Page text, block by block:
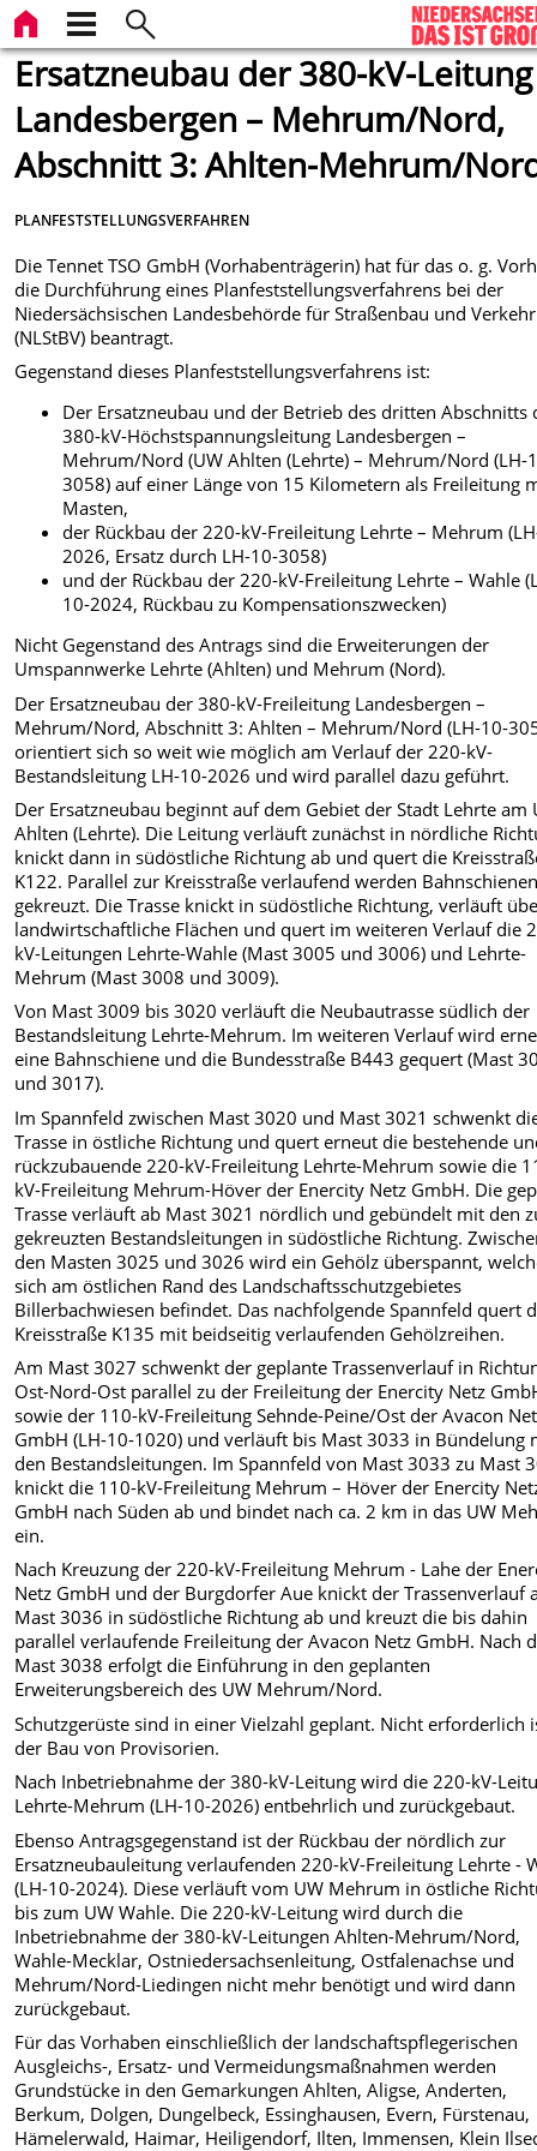
Ersatzneubau der 380-kV-Leitung
Landesbergen – Mehrum/Nord,
Abschnitt 3: Ahlten-Mehrum/
PLANFESTSTELLUNGSVERFAHREN
Die Tennet TSO GmbH (Vorhabenträgerin) hat für das o. g.
die Durchführung eines Planfeststellungsverfahrens bei der
Niedersächsischen Landesbehörde für Straßenbau und Verkehr
(NLStBV) beantragt.
Gegenstand dieses Planfeststellungsverfahrens ist:
Der Ersatzneubau und der Betrieb des dritten Abschnitts
380-kV-Höchstspannungsleitung Landesbergen –
Mehrum/Nord (UW Ahlten (Lehrte) – Mehrum/Nord (LH-
3058) auf einer Länge von 15 Kilometern als Freileitung
Masten,
der Rückbau der 220-kV-Freileitung Lehrte – Mehrum
2026, Ersatz durch LH-10-3058)
und der Rückbau der 220-kV-Freileitung Lehrte – Wahle
10-2024, Rückbau zu Kompensationszwecken)
Nicht Gegenstand des Antrags sind die Erweiterungen der
Umspannwerke Lehrte (Ahlten) und Mehrum (Nord).
Der Ersatzneubau der 380-kV-Freileitung Landesbergen –
Mehrum/Nord, Abschnitt 3: Ahlten – Mehrum/Nord (LH-10-
orientiert sich so weit wie möglich am Verlauf der 220-kV-
Bestandsleitung LH-10-2026 und wird parallel dazu geführt.
Der Ersatzneubau beginnt auf dem Gebiet der Stadt Lehrte am
Ahlten (Lehrte). Die Leitung verläuft zunächst in nördliche
knickt dann in südöstliche Richtung ab und quert die
K122. Parallel zur Kreisstraße verlaufend werden
gekreuzt. Die Trasse knickt in südöstliche Richtung, verläuft
landwirtschaftliche Flächen und quert im weiteren Verlauf die
kV-Leitungen Lehrte-Wahle (Mast 3005 und 3006) und Lehrte-
Mehrum (Mast 3008 und 3009).
Von Mast 3009 bis 3020 verläuft die Neubautrasse südlich der
Bestandsleitung Lehrte-Mehrum. Im weiteren Verlauf wird
eine Bahnschiene und die Bundesstraße B443 gequert (Mast
und 3017).
Im Spannfeld zwischen Mast 3020 und Mast 3021 schwenkt
Trasse in östliche Richtung und quert erneut die bestehende
rückzubauende 220-kV-Freileitung Lehrte-Mehrum sowie die
kV-Freileitung Mehrum-Höver der Enercity Netz GmbH. Die
Trasse verläuft ab Mast 3021 nördlich und gebündelt mit den
gekreuzten Bestandsleitungen in südöstliche Richtung.
den Masten 3025 und 3026 wird ein Gehölz überspannt,
sich am östlichen Rand des Landschaftsschutzgebietes
Billerbachwiesen befindet. Das nachfolgende Spannfeld quert
Kreisstraße K135 mit beidseitig verlaufenden Gehölzreihen.
Am Mast 3027 schwenkt der geplante Trassenverlauf in
Ost-Nord-Ost parallel zu der Freileitung der Enercity Netz
sowie der 110-kV-Freileitung Sehnde-Peine/Ost der Avacon
GmbH (LH-10-1020) und verläuft bis Mast 3033 in Bündelung
den Bestandsleitungen. Im Spannfeld von Mast 3033 zu Mast
knickt die 110-kV-Freileitung Mehrum – Höver der Enercity
GmbH nach Süden ab und bindet nach ca. 2 km in das UW
ein.
Nach Kreuzung der 220-kV-Freileitung Mehrum - Lahe der
Netz GmbH und der Burgdorfer Aue knickt der Trassenverlauf
Mast 3036 in südöstliche Richtung ab und kreuzt die bis dahin
parallel verlaufende Freileitung der Avacon Netz GmbH. Nach
Mast 3038 erfolgt die Einführung in den geplanten
Erweiterungsbereich des UW Mehrum/Nord.
Schutzgerüste sind in einer Vielzahl geplant. Nicht erforderlich
der Bau von Provisorien.
Nach Inbetriebnahme der 380-kV-Leitung wird die 220-kV-
Lehrte-Mehrum (LH-10-2026) entbehrlich und zurückgebaut.
Ebenso Antragsgegenstand ist der Rückbau der nördlich zur
Ersatzneubauleitung verlaufenden 220-kV-Freileitung Lehrte -
(LH-10-2024). Diese verläuft vom UW Mehrum in östliche
bis zum UW Wahle. Die 220-kV-Leitung wird durch die
Inbetriebnahme der 380-kV-Leitungen Ahlten-Mehrum/Nord,
Wahle-Mecklar, Ostniedersachsenleitung, Ostfalenachse und
Mehrum/Nord-Liedingen nicht mehr benötigt und wird dann
zurückgebaut.
Für das Vorhaben einschließlich der landschaftspflegerischen
Ausgleichs-, Ersatz- und Vermeidungsmaßnahmen werden
Grundstücke in den Gemarkungen Ahlten, Aligse, Anderten,
Berkum, Dolgen, Dungelbeck, Essinghausen, Evern, Fürstenau,
Hämelerwald, Haimar, Heiligendorf, Ilten, Immensen, Klein